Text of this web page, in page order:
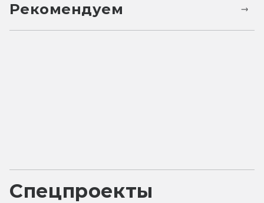
Рекомендуем
Спецпроекты